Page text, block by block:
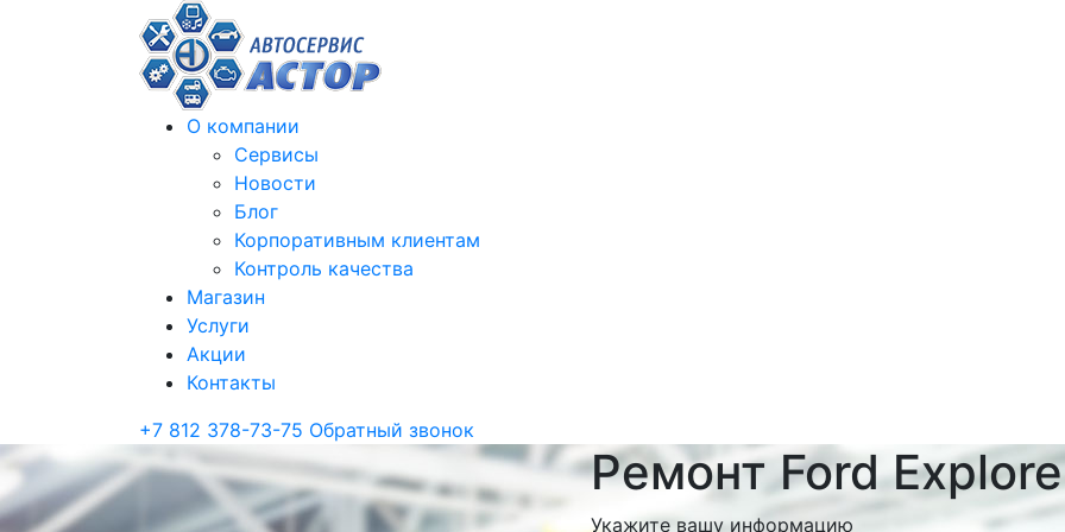
О компании
Сервисы
Новости
Блог
Корпоративным клиентам
Контроль качества
Магазин
Услуги
Акции
Контакты
+7 812 378-73-75 Обратный звонок
Ремонт Ford
Укажите вашу информацию